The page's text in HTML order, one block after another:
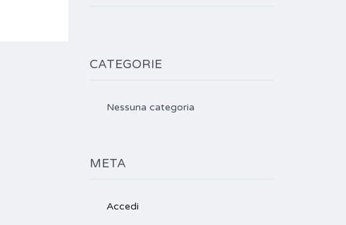
CATEGORIE
Nessuna categoria
META
Accedi